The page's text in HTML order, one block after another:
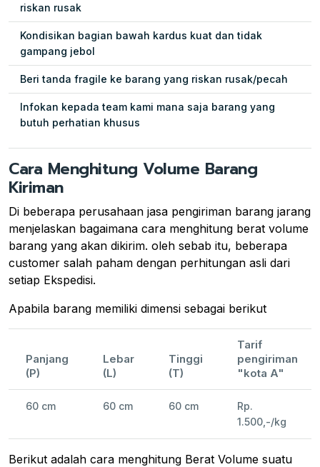
riskan rusak
Kondisikan bagian bawah kardus kuat dan tidak
gampang jebol
Beri tanda fragile ke barang yang riskan rusak/pecah
Infokan kepada team kami mana saja barang yang
butuh perhatian khusus
Cara Menghitung Volume Barang
Kiriman
Di beberapa perusahaan jasa pengiriman barang jarang
menjelaskan bagaimana cara menghitung berat volume
barang yang akan dikirim. oleh sebab itu, beberapa
customer salah paham dengan perhitungan asli dari
setiap Ekspedisi.
Apabila barang memiliki dimensi sebagai berikut
Panjang
(P)
Lebar
(L)
Tinggi
(T)
Tarif
pengiriman
"kota A"
60 cm 60 cm 60 cm
Rp.
1.500,-/kg
Berikut adalah cara menghitung Berat Volume suatu